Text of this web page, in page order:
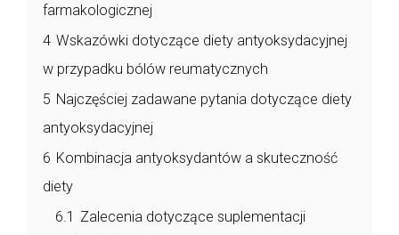
farmakologicznej
4 Wskazówki dotyczące diety antyoksydacyjnej
w przypadku bólów reumatycznych
5 Najczęściej zadawane pytania dotyczące diety
antyoksydacyjnej
6 Kombinacja antyoksydantów a skuteczność
diety
6.1 Zalecenia dotyczące suplementacji